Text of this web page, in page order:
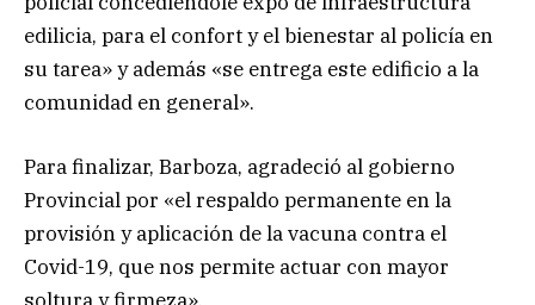
edilicia, para el confort y el bienestar al policía en
su tarea» y además «se entrega este edificio a la
comunidad en general».
Para finalizar, Barboza, agradeció al gobierno
Provincial por «el respaldo permanente en la
provisión y aplicación de la vacuna contra el
Covid-19, que nos permite actuar con mayor